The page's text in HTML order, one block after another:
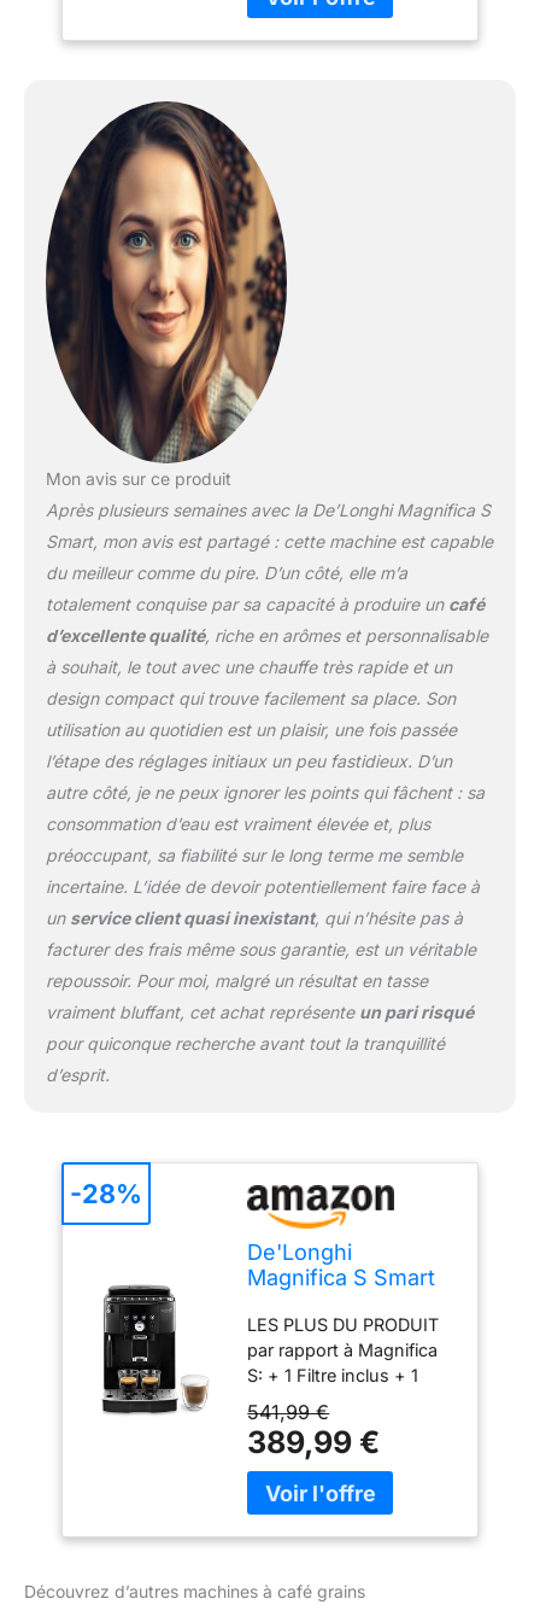
L'expresso broyeur
nécessaire, pour obtenir
un résultat parfait, tasse
après tasse LARGE
CHOIX DE RECETTES :
Profitez de 3 recettes
café (expresso, café,
long) en accès direct et
réalisez toutes vos
boissons lactées grâce la
buse vapeur Préparation
de 2 cafés en même
enregistrez vos boissons
selon vos goûts
(intensité, longueur en
tasse et température)
SIMPLICITE
D'UTILISATION : D'une
simple touche, réalisez
toutes vos boissons
préférées directement
sur le panneau de
commande
Mon avis sur ce produit
Après plusieurs semaines avec la De’Longhi Magnifica S
Smart, mon avis est partagé : cette machine est capable
du meilleur comme du pire. D’un côté, elle m’a
totalement conquise par sa capacité à produire un café
d’excellente qualité, riche en arômes et personnalisable
à souhait, le tout avec une chauffe très rapide et un
design compact qui trouve facilement sa place. Son
utilisation au quotidien est un plaisir, une fois passée
l’étape des réglages initiaux un peu fastidieux. D’un
autre côté, je ne peux ignorer les points qui fâchent : sa
consommation d’eau est vraiment élevée et, plus
préoccupant, sa fiabilité sur le long terme me semble
incertaine. L’idée de devoir potentiellement faire face à
un service client quasi inexistant, qui n’hésite pas à
facturer des frais même sous garantie, est un véritable
repoussoir. Pour moi, malgré un résultat en tasse
vraiment bluffant, cet achat représente un pari risqué
pour quiconque recherche avant tout la tranquillité
d’esprit.
De'Longhi
Magnifica S Smart
Grain
ECAM230.13.B,
Machine Expresso
et Cappuccino, 1.8L,
1450W, Noir
[Exclusif Amazon]
LES PLUS DU PRODUIT
par rapport à Magnifica
S: + 1 Filtre inclus + 1
recette accès direct +
Boutons et icônes rétro
éclairées CAFE
FRAÎCHEMENT MOULU :
L'expresso broyeur
préparation, et
541,99 €
389,99 €
-28%
Découvrez d’autres machines à café grains